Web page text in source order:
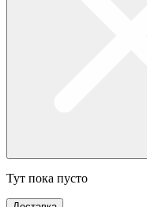
Тут пока пусто